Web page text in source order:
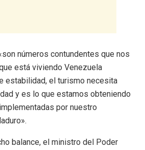
números contundentes que nos
está viviendo Venezuela
estabilidad, el turismo necesita
y es lo que estamos obteniendo
por nuestro
balance, el ministro del Poder